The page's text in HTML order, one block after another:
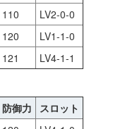
110
LV2-0-0
120
LV1-1-0
121 LV4-1-1
防御力
スロット